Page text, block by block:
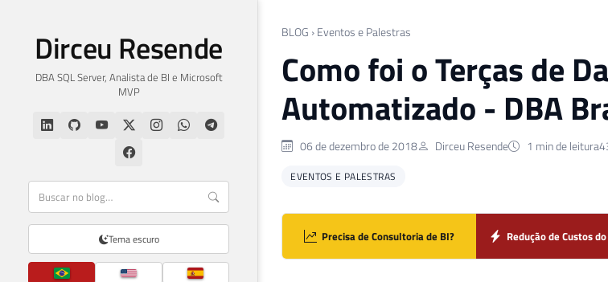
Dirceu Resende
DBA SQL Server, Analista de BI e Microsoft
MVP
Tema escuro
BLOG › Eventos e Palestras
Como foi o Terças de
Automatizado - DBA
06 de dezembro de 2018 Dirceu Resende 1 min de leitura
EVENTOS E PALESTRAS
Precisa de Consultoria de BI? Redução de Custos